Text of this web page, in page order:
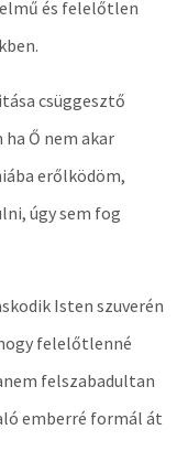
és felelőtlen
csüggesztő
Ő nem akar
erőlködöm,
úgy sem fog
Isten szuverén
felelőtlenné
felszabadultan
emberré formál át